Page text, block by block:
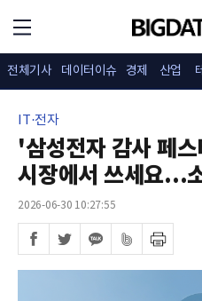
전체기사 데이터이슈 경제 산업
IT·전자
'삼성전자 감사 페
시장에서 쓰세요...
2026-06-30 10:27:55